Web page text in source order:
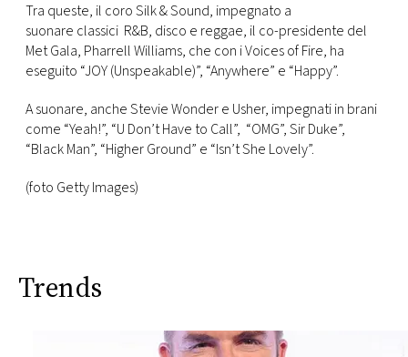
CONCORSI
EVENTI
VIDEO
TV
MONACO
Tra queste, il coro Silk & Sound, impegnato a
suonare classici R&B, disco e reggae, il co-presidente del
Met Gala, Pharrell Williams, che con i Voices of Fire, ha
eseguito “JOY (Unspeakable)”, “Anywhere” e “Happy”.
A suonare, anche Stevie Wonder e Usher, impegnati in brani
come “Yeah!”, “U Don’t Have to Call”, “OMG”, Sir Duke”,
“Black Man”, “Higher Ground” e “Isn’t She Lovely”.
(foto Getty Images)
Trends